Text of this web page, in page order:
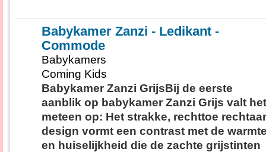
Babykamer Zanzi - Ledikant -
Commode
Babykamers
Coming Kids
Babykamer Zanzi GrijsBij de eerste
aanblik op babykamer Zanzi Grijs valt het
meteen op: Het strakke, rechttoe
design vormt een contrast met de
en huiselijkheid die de zachte grijstinten